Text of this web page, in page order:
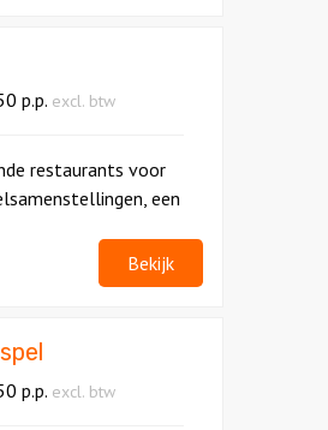
p.p. excl. btw
restaurants voor
een
Bekijk
p.p. excl. btw